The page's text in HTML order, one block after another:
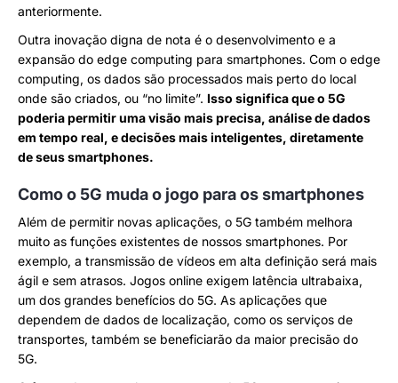
anteriormente.
Outra inovação digna de nota é o desenvolvimento e a
expansão do edge computing para smartphones. Com o edge
computing, os dados são processados mais perto do local
onde são criados, ou “no limite”. Isso significa que o 5G
poderia permitir uma visão mais precisa, análise de dados
em tempo real, e decisões mais inteligentes, diretamente
de seus smartphones.
Como o 5G muda o jogo para os smartphones
Além de permitir novas aplicações, o 5G também melhora
muito as funções existentes de nossos smartphones. Por
exemplo, a transmissão de vídeos em alta definição será mais
ágil e sem atrasos. Jogos online exigem latência ultrabaixa,
um dos grandes benefícios do 5G. As aplicações que
dependem de dados de localização, como os serviços de
transportes, também se beneficiarão da maior precisão do
5G.